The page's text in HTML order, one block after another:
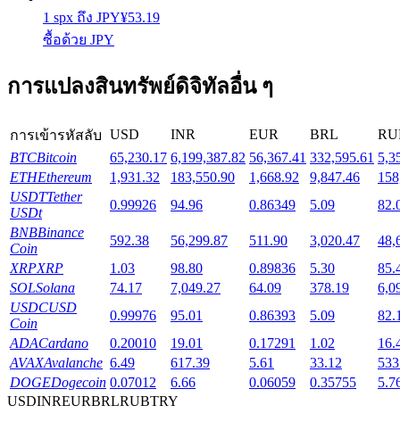
การล็อค BTR
การลงทุนพิเศษสำหรับผู้ถือ BTR
เงินกู้
1 spx ถึง JPY¥53.19
ซื้อด้วย JPY
การแปลงสินทรัพย์ดิจิทัลอื่น ๆ
การเข้ารหัสลับ USD INR EUR BRL
BTCBitcoin 65,230.17 6,199,387.82 56,367.41 332,595.61
ETHEthereum 1,931.32 183,550.90 1,668.92 9,847.46
USDTTether
USDt
0.99926 94.96 0.86349 5.09
BNBBinance
Coin
592.38 56,299.87 511.90 3,020.47
XRPXRP 1.03 98.80 0.89836 5.30
SOLSolana 74.17 7,049.27 64.09 378.19
USDCUSD
Coin
0.99976 95.01 0.86393 5.09
ADACardano 0.20010 19.01 0.17291 1.02
AVAXAvalanche 6.49 617.39 5.61 33.12
DOGEDogecoin 0.07012 6.66 0.06059 0.35755
USDINREURBRLRUBTRY